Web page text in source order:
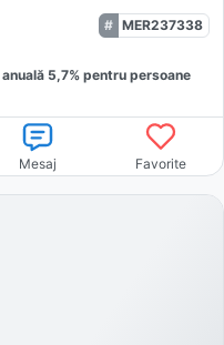
MER237338
anuală 5,7% pentru persoane
Mesaj Favorite